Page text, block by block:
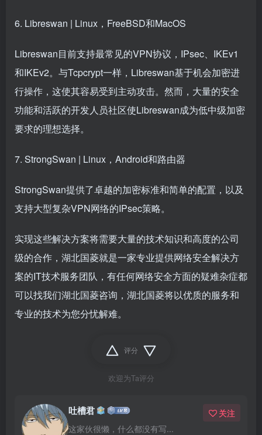
6. Libreswan | Linux，FreeBSD和MacOS
Libreswan目前支持最常见的VPN协议，IPsec、IKEv1
和IKEv2。与Tcpcrypt一样，Libreswan基于机会加密进
行操作，这使其容易受到主动攻击。然而，大量的安全
功能和活跃的开发人员社区使Libreswan成为低中级加密
要求的理想选择。
7. StrongSwan | Linux，Android和路由器
StrongSwan提供了卓越的加密标准和简单的配置，以及
支持大型复杂VPN网络的IPsec策略。
实现这些解决方案将需要大量的技术知识和高度的公司
级的合作，湖北国菱就是一家专业提供网络安全解决方
案的IT技术服务团队，有任何网络安全方面的疑难杂症都
可以找我们湖北国菱咨询，湖北国菱将以优质的服务和
专业的技术为您分忧解难。
评分
欢迎为Ta评分
吐槽君
这家伙很懒，什么都没有写...
关注